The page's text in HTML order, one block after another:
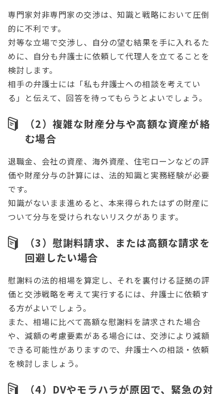
専門家対非専門家の交渉は、知識と戦略において圧倒
的に不利です。
対等な立場で交渉し、自分の望む結果を手に入れるた
めに、自分も弁護士に依頼して代理人を立てることを
検討します。
相手の弁護士には「私も弁護士への相談を考えてい
る」と伝えて、回答を待ってもらうとよいでしょう。
（2）複雑な財産分与や高額な資産が絡
む場合
退職金、会社の資産、海外資産、住宅ローンなどの評
価や財産分与の計算には、法的知識と実務経験が必要
です。
知識がないまま進めると、本来得られたはずの財産に
ついて分与を受けられないリスクがあります。
（3）慰謝料請求、または高額な請求を
回避したい場合
慰謝料の法的相場を算定し、それを裏付ける証拠の評
価と交渉戦略を考えて実行するには、弁護士に依頼す
る方がよいでしょう。
また、相場に比べて高額な慰謝料を請求された場合
や、減額の考慮要素がある場合には、交渉により減額
できる可能性がありますので、弁護士への相談・依頼
を検討しましょう。
（4）DVやモラハラが原因で、緊急の対